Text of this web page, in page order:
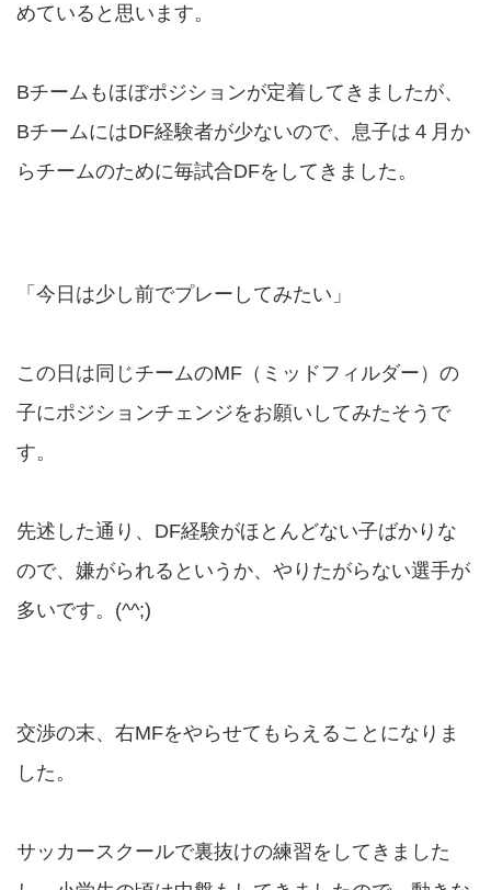
めていると思います。
Bチームもほぼポジションが定着してきましたが、
BチームにはDF経験者が少ないので、息子は４月か
らチームのために毎試合DFをしてきました。
「今日は少し前でプレーしてみたい」
この日は同じチームのMF（ミッドフィルダー）の
子にポジションチェンジをお願いしてみたそうで
す。
先述した通り、DF経験がほとんどない子ばかりな
ので、嫌がられるというか、やりたがらない選手が
多いです。(^^;)
交渉の末、右MFをやらせてもらえることになりま
した。
サッカースクールで裏抜けの練習をしてきました